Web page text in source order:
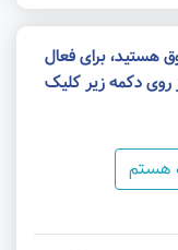
هستید، برای فعال
دکمه زیر کلیک
هستم